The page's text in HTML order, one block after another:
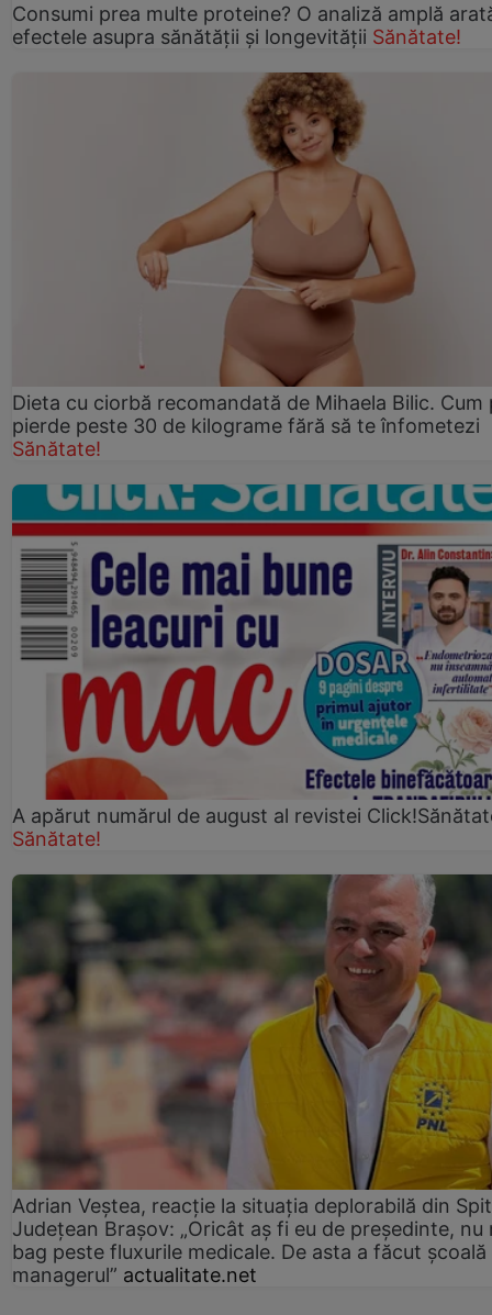
Consumi prea multe proteine? O analiză amplă
efectele asupra sănătății și longevității Sănătate!
Dieta cu ciorbă recomandată de Mihaela Bilic. Cum
pierde peste 30 de kilograme fără să te înfometezi
Sănătate!
A apărut numărul de august al revistei
Sănătate!
Adrian Veștea, reacție la situația deplorabilă din
Județean Brașov: „Oricât aș fi eu de președinte, nu
bag peste fluxurile medicale. De asta a făcut școală
managerul” actualitate.net